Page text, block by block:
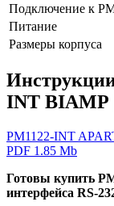
Подключение к
Питание
Размеры корпуса
INT BIAMP
PM1122-INT
PDF 1.85 Mb
Готовы купить
интерфейса RS-